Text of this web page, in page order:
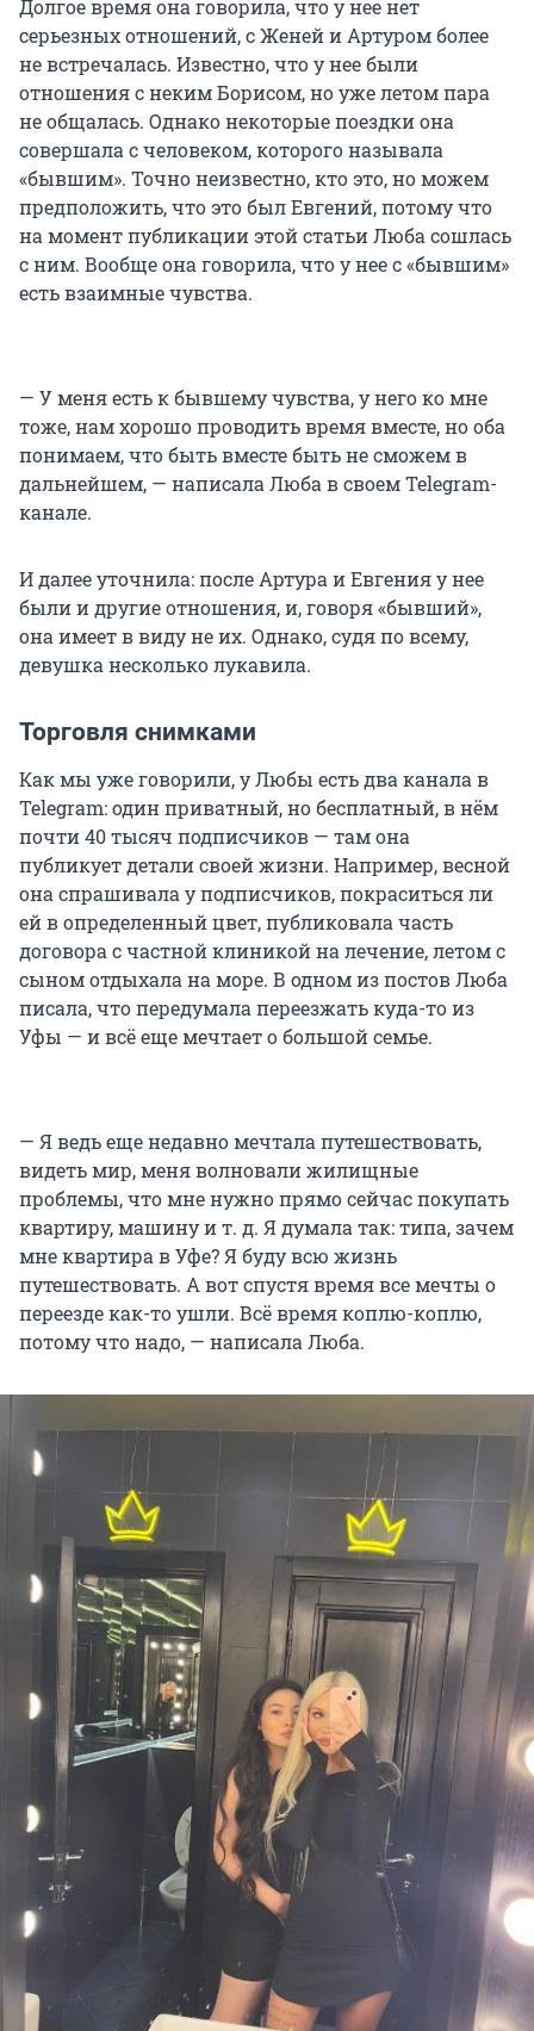
Долгое время она говорила, что у нее нет
серьезных отношений, с Женей и Артуром более
не встречалась. Известно, что у нее были
отношения с неким Борисом, но уже летом пара
не общалась. Однако некоторые поездки она
совершала с человеком, которого называла
«бывшим». Точно неизвестно, кто это, но можем
предположить, что это был Евгений, потому что
на момент публикации этой статьи Люба сошлась
с ним. Вообще она говорила, что у нее с «бывшим»
есть взаимные чувства.
— У меня есть к бывшему чувства, у него ко мне
тоже, нам хорошо проводить время вместе, но оба
понимаем, что быть вместе быть не сможем в
дальнейшем, — написала Люба в своем Telegram-
канале.
И далее уточнила: после Артура и Евгения у нее
были и другие отношения, и, говоря «бывший»,
она имеет в виду не их. Однако, судя по всему,
девушка несколько лукавила.
Торговля снимками
Как мы уже говорили, у Любы есть два канала в
Telegram: один приватный, но бесплатный, в нём
почти 40 тысяч подписчиков — там она
публикует детали своей жизни. Например, весной
она спрашивала у подписчиков, покраситься ли
ей в определенный цвет, публиковала часть
договора с частной клиникой на лечение, летом с
сыном отдыхала на море. В одном из постов Люба
писала, что передумала переезжать куда-то из
Уфы — и всё еще мечтает о большой семье.
— Я ведь еще недавно мечтала путешествовать,
видеть мир, меня волновали жилищные
проблемы, что мне нужно прямо сейчас покупать
квартиру, машину и т. д. Я думала так: типа, зачем
мне квартира в Уфе? Я буду всю жизнь
путешествовать. А вот спустя время все мечты о
переезде как-то ушли. Всё время коплю-коплю,
потому что надо, — написала Люба.